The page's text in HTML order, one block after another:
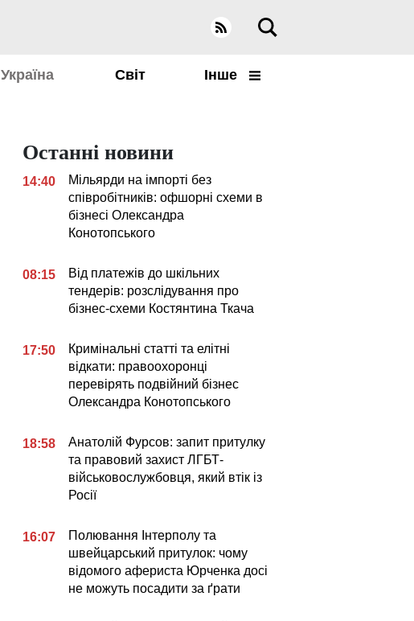
Україна Світ Інше
Останні новини
14:40
Мільярди на імпорті без
співробітників: офшорні схеми в
бізнесі Олександра
Конотопського
08:15
Від платежів до шкільних
тендерів: розслідування про
бізнес-схеми Костянтина Ткача
17:50
Кримінальні статті та елітні
відкати: правоохоронці
перевірять подвійний бізнес
Олександра Конотопського
18:58
Анатолій Фурсов: запит притулку
та правовий захист ЛГБТ-
військовослужбовця, який втік із
Росії
16:07
Полювання Інтерполу та
швейцарський притулок: чому
відомого афериста Юрченка досі
не можуть посадити за ґрати